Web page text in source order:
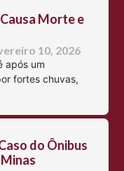
Morte e
10, 2026
após um
fortes chuvas,
do Ônibus